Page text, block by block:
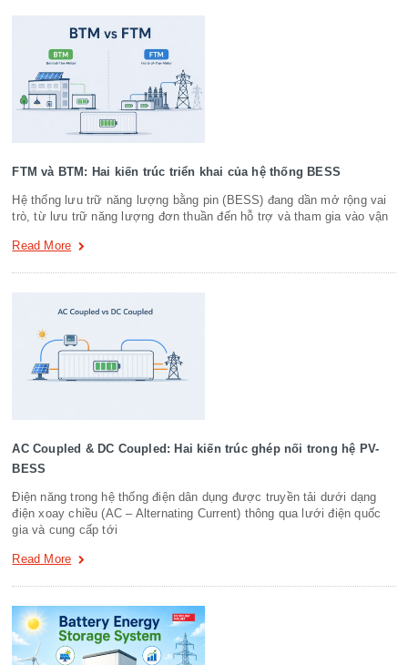
FTM và BTM: Hai kiến trúc triển khai của hệ thống BESS
Hệ thống lưu trữ năng lượng bằng pin (BESS) đang dần mở rộng vai
trò, từ lưu trữ năng lượng đơn thuần đến hỗ trợ và tham gia vào vận
Read More
AC Coupled & DC Coupled: Hai kiến trúc ghép nối trong hệ PV-
BESS
Điện năng trong hệ thống điện dân dụng được truyền tải dưới dạng
điện xoay chiều (AC – Alternating Current) thông qua lưới điện quốc
gia và cung cấp tới
Read More